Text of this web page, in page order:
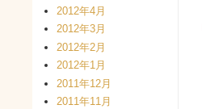
2012年4月
2012年3月
2012年2月
2012年1月
2011年12月
2011年11月